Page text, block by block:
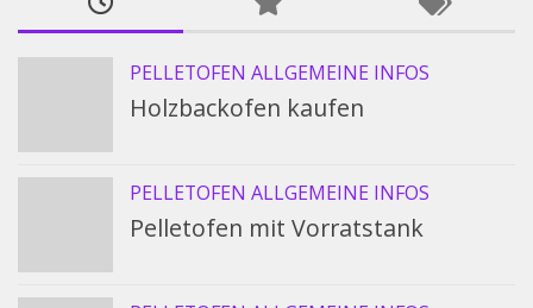
PELLETOFEN ALLGEMEINE INFOS
Holzbackofen kaufen
PELLETOFEN ALLGEMEINE INFOS
Pelletofen mit Vorratstank